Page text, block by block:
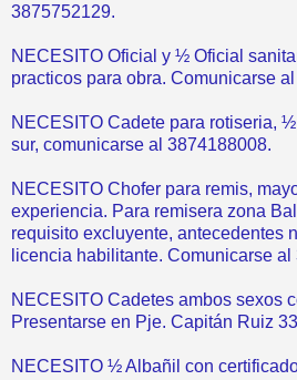
3875752129.
NECESITO Oficial y ½ Oficial
practicos para obra. Comunicarse
NECESITO Cadete para rotiseria,
sur, comunicarse al 3874188008.
NECESITO Chofer para remis,
experiencia. Para remisera zona
requisito excluyente, antecedentes
licencia habilitante. Comunicarse al
NECESITO Cadetes ambos sexos
Presentarse en Pje. Capitán Ruiz
NECESITO ½ Albañil con